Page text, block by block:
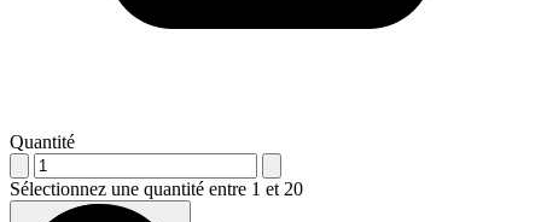
Quantité
Sélectionnez une quantité entre 1 et 20